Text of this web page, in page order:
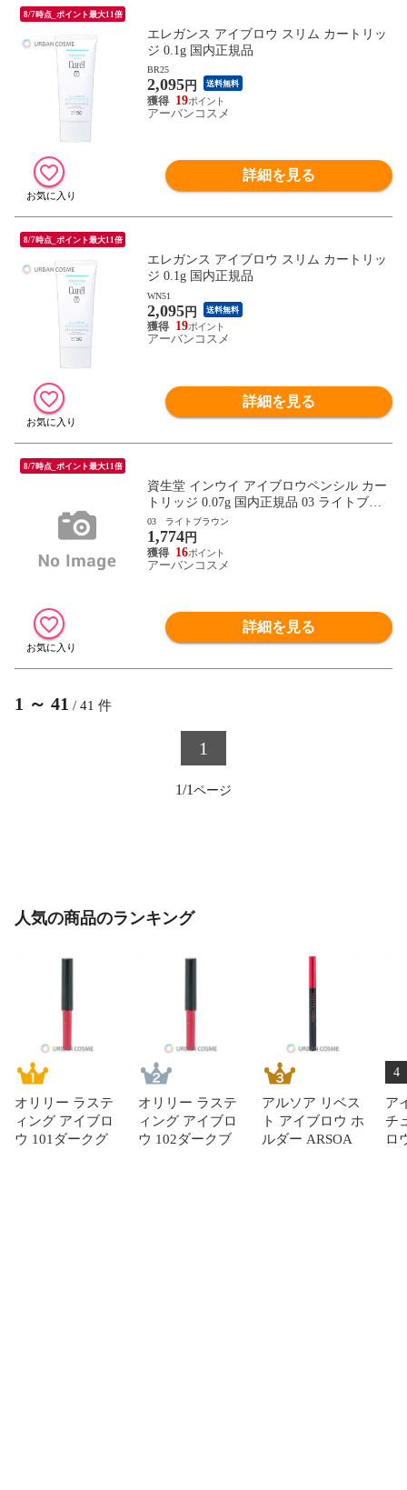
8/7時点_ポイント最大11倍
エレガンス アイブロウ スリム カートリッ
ジ 0.1g 国内正規品
BR25
2,095円 送料無料
19
アーバンコスメ
詳細を見る
8/7時点_ポイント最大11倍
エレガンス アイブロウ スリム カートリッ
ジ 0.1g 国内正規品
WN51
2,095円 送料無料
19
アーバンコスメ
詳細を見る
8/7時点_ポイント最大11倍
資生堂 インウイ アイブロウペンシル カー
トリッジ 0.07g 国内正規品 03 ライトブラ
ウン
03 ライトブラウン
1,774円
16
アーバンコスメ
詳細を見る
1 ～ 41 / 41 件
1
1/1
人気の商品のランキング
オリリー ラステ
ィング アイブロ
ウ 101ダークグ
オリリー ラステ
ィング アイブロ
ウ 102ダークブ
アルソア リベス
ト アイブロウ ホ
ルダー ARSOA
4
ア
チ
ロ